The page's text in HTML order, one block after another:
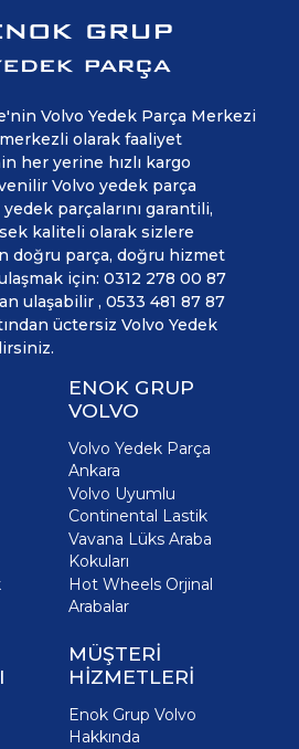
Volvo Yedek Parça Merkezi
olarak faaliyet
her yerine hızlı kargo
Volvo yedek parça
parçalarını garantili,
kaliteli olarak sizlere
doğru parça, doğru hizmet
için: 0312 278 00 87
ulaşabilir , 0533 481 87 87
üctersiz Volvo Yedek
ENOK GRUP
VOLVO
Volvo Yedek Parça
Ankara
Volvo Uyumlu
Continental Lastik
Vavana Lüks Araba
Kokuları
Hot Wheels Orjinal
Arabalar
MÜŞTERİ
HİZMETLERİ
Enok Grup Volvo
Hakkında